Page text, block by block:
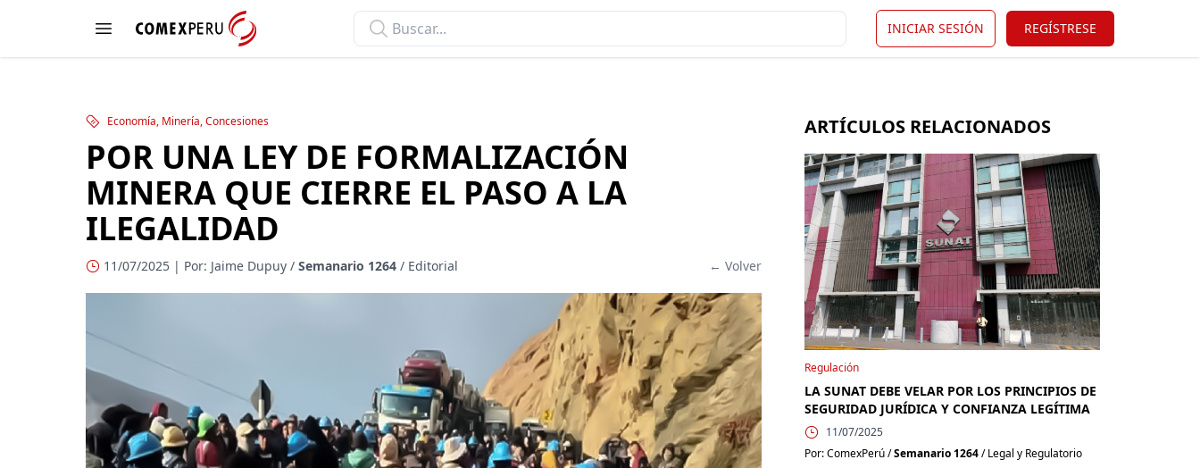
Open menu
ComexPerú INICIAR SESIÓN REGÍSTRESE
Economía, Minería, Concesiones
POR UNA LEY DE FORMALIZACIÓN
MINERA QUE CIERRE EL PASO A LA
ILEGALIDAD
11/07/2025 | Por: Jaime Dupuy / Semanario 1264 / Editorial ← Volver
ARTÍCULOS RELACIONADOS
Regulación
LA SUNAT DEBE VELAR POR LOS PRINCIPIOS DE
SEGURIDAD JURÍDICA Y CONFIANZA LEGÍTIMA
11/07/2025
Por: ComexPerú /Semanario 1264/ Legal y Regulatorio